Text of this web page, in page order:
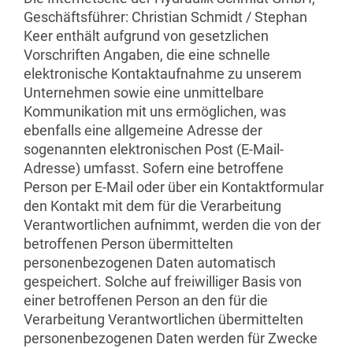
Geschäftsführer: Christian Schmidt / Stephan
Keer enthält aufgrund von gesetzlichen
Vorschriften Angaben, die eine schnelle
elektronische Kontaktaufnahme zu unserem
Unternehmen sowie eine unmittelbare
Kommunikation mit uns ermöglichen, was
ebenfalls eine allgemeine Adresse der
sogenannten elektronischen Post (E-Mail-
Adresse) umfasst. Sofern eine betroffene
Person per E-Mail oder über ein Kontaktformular
den Kontakt mit dem für die Verarbeitung
Verantwortlichen aufnimmt, werden die von der
betroffenen Person übermittelten
personenbezogenen Daten automatisch
gespeichert. Solche auf freiwilliger Basis von
einer betroffenen Person an den für die
Verarbeitung Verantwortlichen übermittelten
personenbezogenen Daten werden für Zwecke